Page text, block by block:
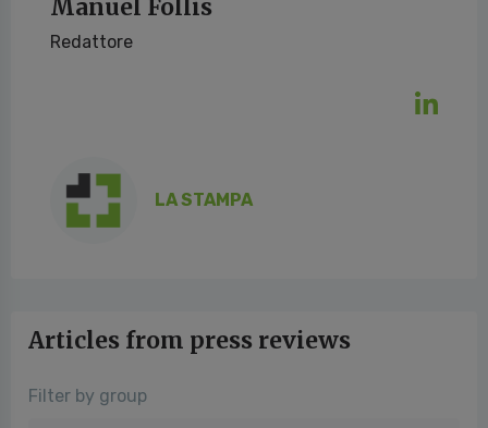
Manuel Follis
Redattore
LA STAMPA
Articles from press reviews
Filter by group